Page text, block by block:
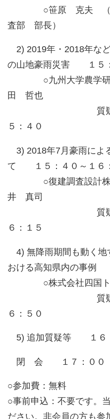
○笹原 克夫 （日本
査部 部長）
2) 2019年・2018年な
の山地豪雨災害 １５
○九州大学農学研究
田 哲也
質疑応答 １
５：４０
3) 2018年7月豪雨によ
て １５：４０～１６
○復建調査設計株
井 真司
質疑応答 １
６：１５
4) 無降雨期間も動く
おける高知県内の事例
○株式会社四国ト
質疑応答 １
６：５０
5) 追加質疑等 １６：
閉 会 １７：００
○参加費：無料
○事前申込：不要です。
ださい。非会員の方も参